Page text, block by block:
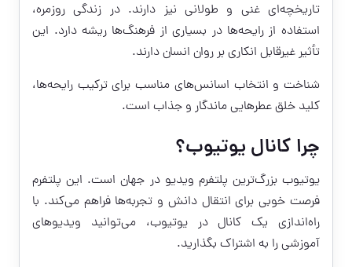
تاریخچه‌ای غنی و طولانی نیز دارند. در زندگی روزمره،
استفاده از رایحه‌ها در بسیاری از فرهنگ‌ها ریشه دارد. این
تأثیر غیرقابل انکاری بر روان انسان دارند.
شناخت و انتخاب اسانس‌های مناسب برای ترکیب رایحه‌ها،
کلید خلق عطرهایی ماندگار و جذاب است.
چرا کانال یوتیوب؟
یوتیوب بزرگ‌ترین پلتفرم ویدیو در جهان است. این پلتفرم
فرصت خوبی برای انتقال دانش و تجربه‌ها فراهم می‌کند. با
راه‌اندازی یک کانال در یوتیوب، می‌توانید ویدیوهای
آموزشی را به اشتراک بگذارید.